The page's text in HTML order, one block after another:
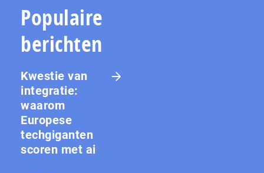
Populaire
berichten
Kwestie van
integratie:
waarom
Europese
techgiganten
scoren met ai